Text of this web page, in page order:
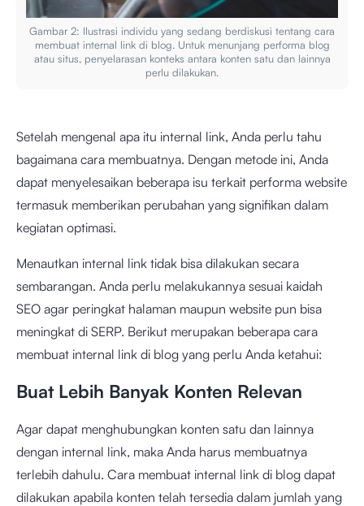
Gambar 2: Ilustrasi individu yang sedang berdiskusi tentang cara
membuat internal link di blog. Untuk menunjang performa blog
atau situs, penyelarasan konteks antara konten satu dan lainnya
perlu dilakukan.
Setelah mengenal apa itu internal link, Anda perlu tahu
bagaimana cara membuatnya. Dengan metode ini, Anda
dapat menyelesaikan beberapa isu terkait performa website
termasuk memberikan perubahan yang signifikan dalam
kegiatan optimasi.
Menautkan internal link tidak bisa dilakukan secara
sembarangan. Anda perlu melakukannya sesuai kaidah
SEO agar peringkat halaman maupun website pun bisa
meningkat di SERP. Berikut merupakan beberapa cara
membuat internal link di blog yang perlu Anda ketahui:
Buat Lebih Banyak Konten Relevan
Agar dapat menghubungkan konten satu dan lainnya
dengan internal link, maka Anda harus membuatnya
terlebih dahulu. Cara membuat internal link di blog dapat
dilakukan apabila konten telah tersedia dalam jumlah yang